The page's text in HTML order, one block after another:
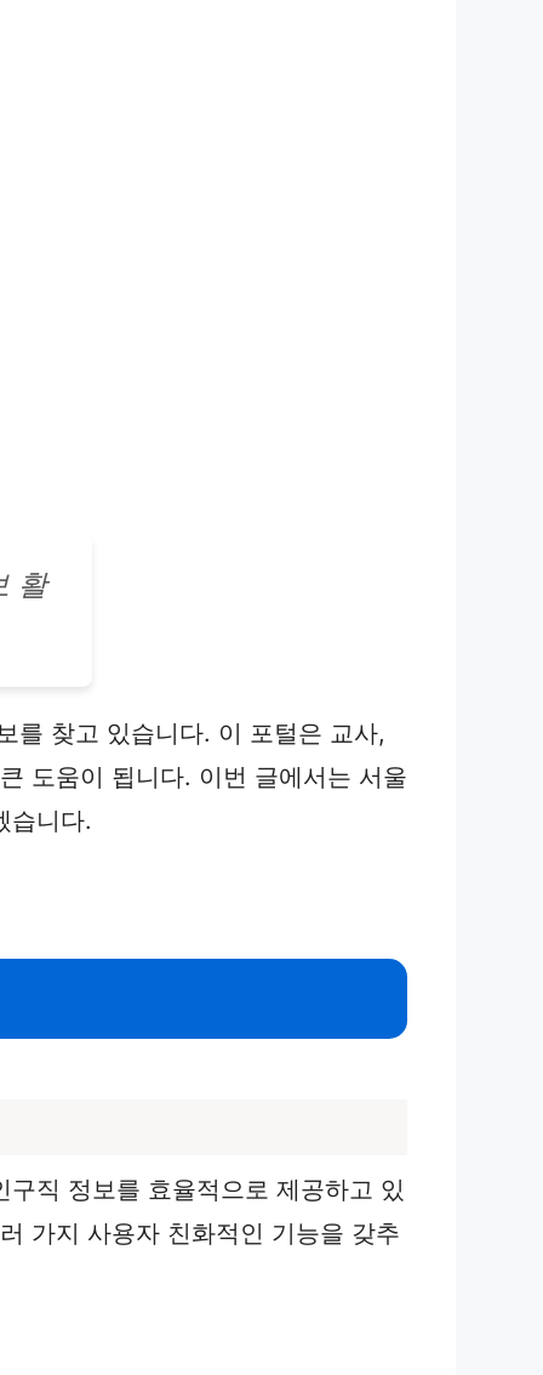
활
를 찾고 있습니다. 이 포털은 교사,
도움이 됩니다. 이번 글에서는 서울
습니다.
직 정보를 효율적으로 제공하고 있
가지 사용자 친화적인 기능을 갖추